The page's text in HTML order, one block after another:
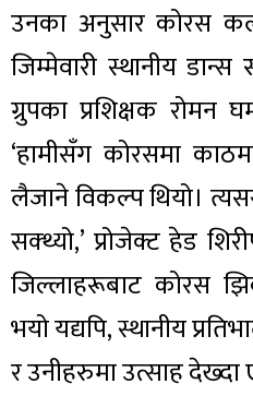
उनका अनुसार कोरस
जिम्मेवारी स्थानीय
ग्रुपका प्रशिक्षक रोमन
‘हामीसँग कोरसमा
लैजाने विकल्प थियो।
सक्थ्यो,’ प्रोजेक्ट हेड
जिल्लाहरूबाट कोरस
भयो यद्यपि, स्थानीय
र उनीहरुमा उत्साह